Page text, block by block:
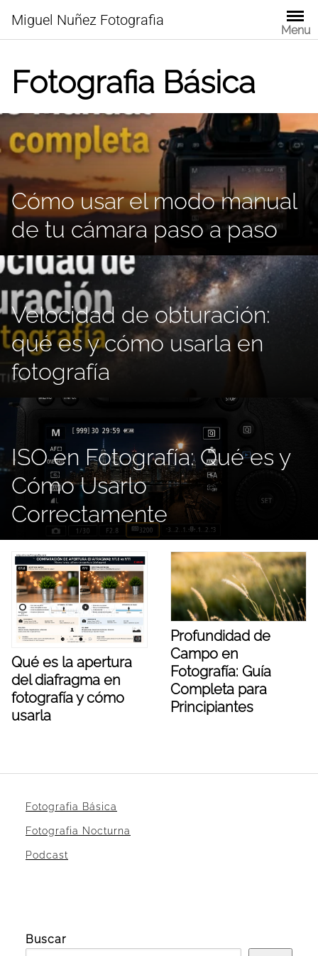
content
Miguel Nuñez Fotografia
Menu
Fotografia Básica
Cómo usar el modo manual
de tu cámara paso a paso
Velocidad de obturación:
qué es y cómo usarla en
fotografía
ISO en Fotografía: Qué es y
Cómo Usarlo
Correctamente
Qué es la apertura
del diafragma en
fotografía y cómo
usarla
Profundidad de
Campo en
Fotografía: Guía
Completa para
Principiantes
Fotografia Básica
Fotografia Nocturna
Podcast
Buscar